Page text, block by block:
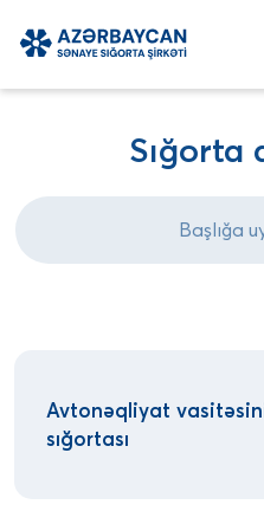
Sığorta
Avtonəqliyat
sığortası